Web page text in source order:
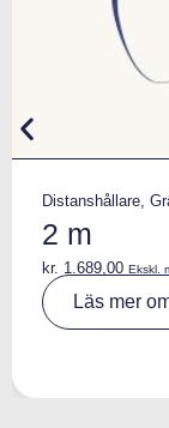
Distanshållare,
2 m
kr. 1.689,00 Ekskl.
Läs mer